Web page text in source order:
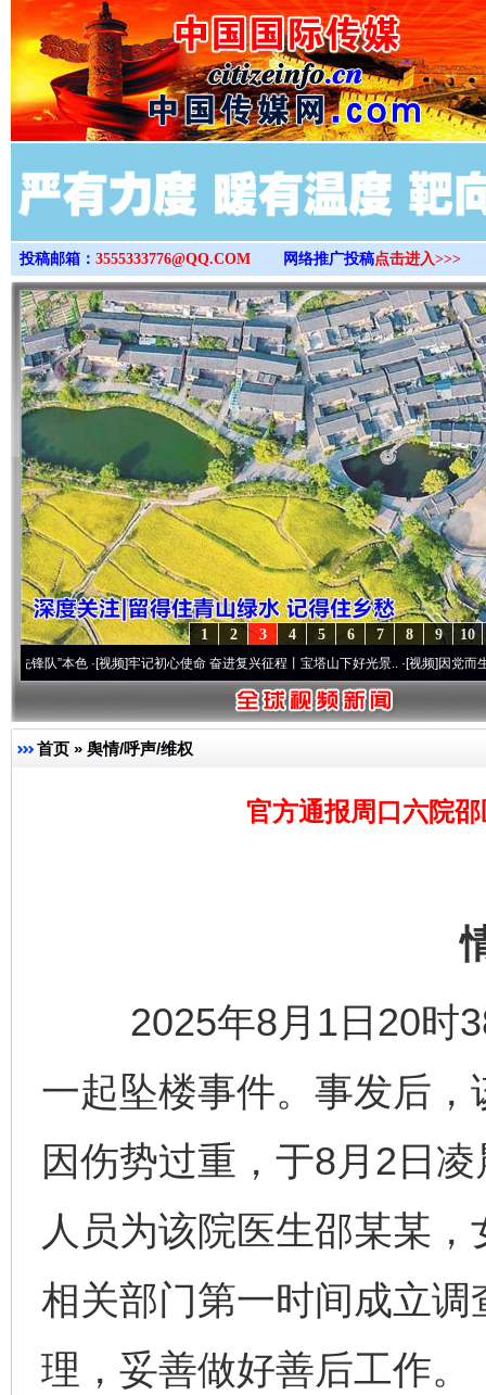
>
投稿邮箱： 3555333776@QQ.COM 网络推广投稿点击进入>>>
10
9
8
7
6
5
4
3
2
1
·[视频]牢记初心使命 奋进复兴征程丨宝塔山下好光景..·[视频]因党而生 为党而战
首页 » 舆情/呼声/维权
官方通报周口六院
2025年8月1日20时38
一起坠楼事件。事发后
因伤势过重，于8月2日
人员为该院医生邵某某
相关部门第一时间成立
理，妥善做好善后工作。